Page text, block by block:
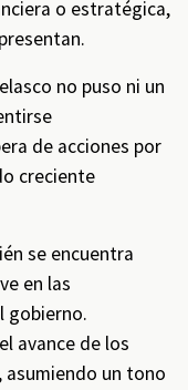
o estratégica,
no puso ni un
de acciones por
creciente
se encuentra
en las
gobierno.
avance de los
un tono